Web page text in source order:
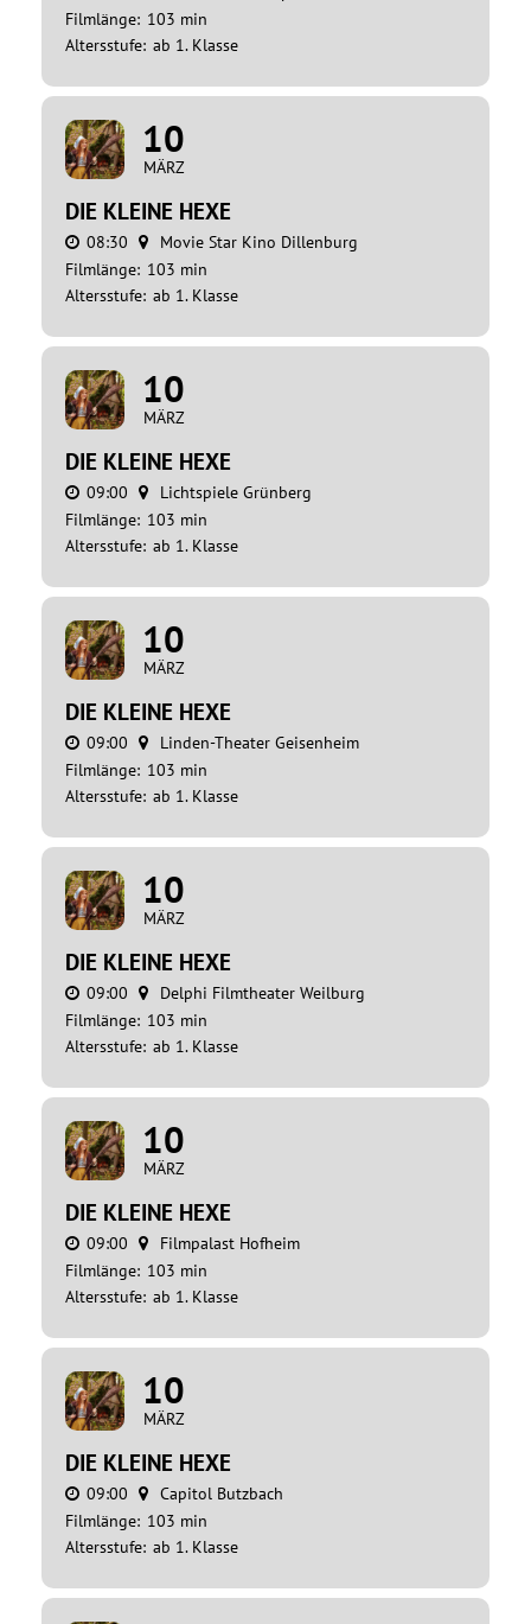
Filmlänge: 103 min
Altersstufe: ab 1. Klasse
10
MÄRZ
DIE KLEINE HEXE
08:30
Movie Star Kino Dillenburg
Filmlänge: 103 min
Altersstufe: ab 1. Klasse
10
MÄRZ
DIE KLEINE HEXE
09:00
Lichtspiele Grünberg
Filmlänge: 103 min
Altersstufe: ab 1. Klasse
10
MÄRZ
DIE KLEINE HEXE
09:00
Linden-Theater Geisenheim
Filmlänge: 103 min
Altersstufe: ab 1. Klasse
10
MÄRZ
DIE KLEINE HEXE
09:00
Delphi Filmtheater Weilburg
Filmlänge: 103 min
Altersstufe: ab 1. Klasse
10
MÄRZ
DIE KLEINE HEXE
09:00
Filmpalast Hofheim
Filmlänge: 103 min
Altersstufe: ab 1. Klasse
10
MÄRZ
DIE KLEINE HEXE
09:00
Capitol Butzbach
Filmlänge: 103 min
Altersstufe: ab 1. Klasse